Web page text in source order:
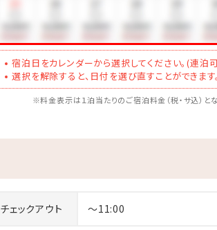
宿泊日をカレンダーから選択してください。(連泊
選択を解除すると、日付を選び直すことができます。
※料金表示は１泊当たりのご宿泊料金（税・サ込）と
チェックアウト ～11:00